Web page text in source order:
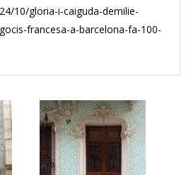
10/gloria-i-caiguda-demilie-
francesa-a-barcelona-fa-100-